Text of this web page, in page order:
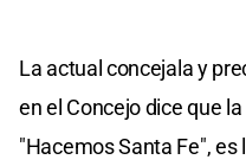
La actual concejala y
en el Concejo dice que
"Hacemos Santa Fe",